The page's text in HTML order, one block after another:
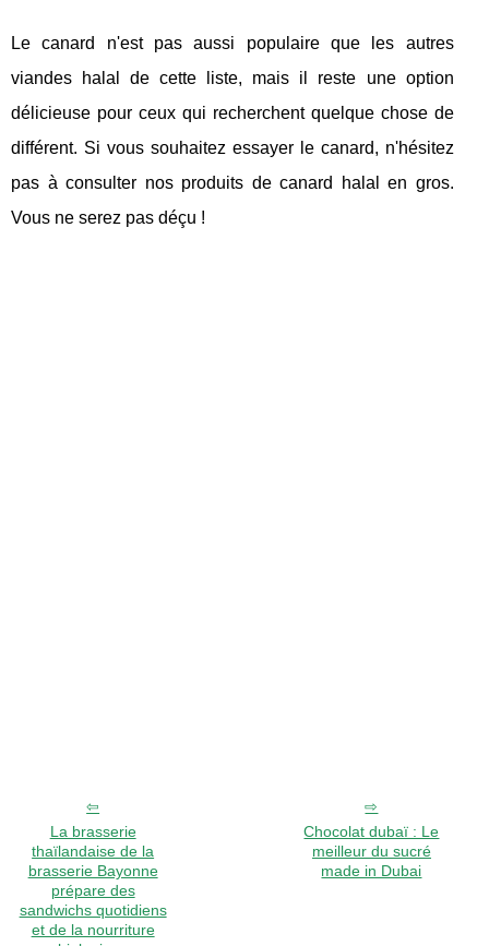
Le canard n'est pas aussi populaire que les autres
viandes halal de cette liste, mais il reste une option
délicieuse pour ceux qui recherchent quelque chose de
différent. Si vous souhaitez essayer le canard, n'hésitez
pas à consulter nos produits de canard halal en gros.
Vous ne serez pas déçu !
La brasserie
thaïlandaise de la
brasserie Bayonne
prépare des
sandwichs quotidiens
et de la nourriture
Chocolat dubaï : Le
meilleur du sucré
made in Dubai